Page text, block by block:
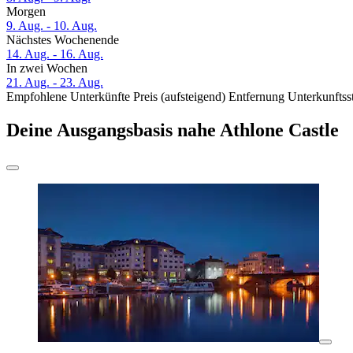
Morgen
9. Aug. - 10. Aug.
Nächstes Wochenende
14. Aug. - 16. Aug.
In zwei Wochen
21. Aug. - 23. Aug.
Empfohlene Unterkünfte Preis (aufsteigend) Entfernung
Deine Ausgangsbasis nahe Athlone Castle